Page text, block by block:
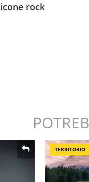
rock
TERRITORIO